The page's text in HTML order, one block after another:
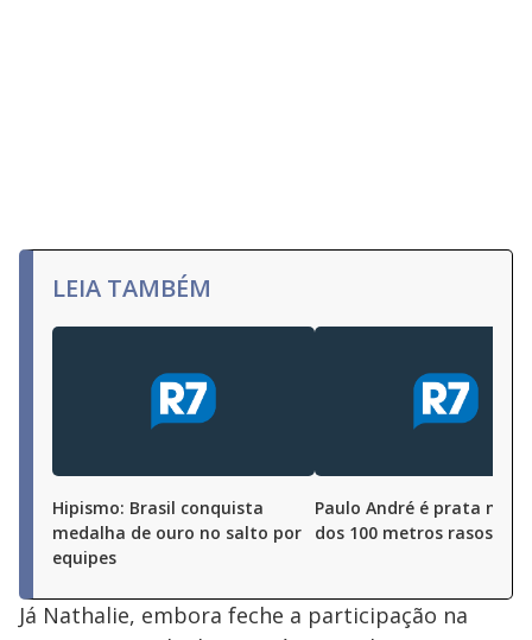
LEIA TAMBÉM
Hipismo: Brasil conquista
medalha de ouro no salto por
equipes
Paulo André é prata na
dos 100 metros rasos no
Já Nathalie, embora feche a participação na